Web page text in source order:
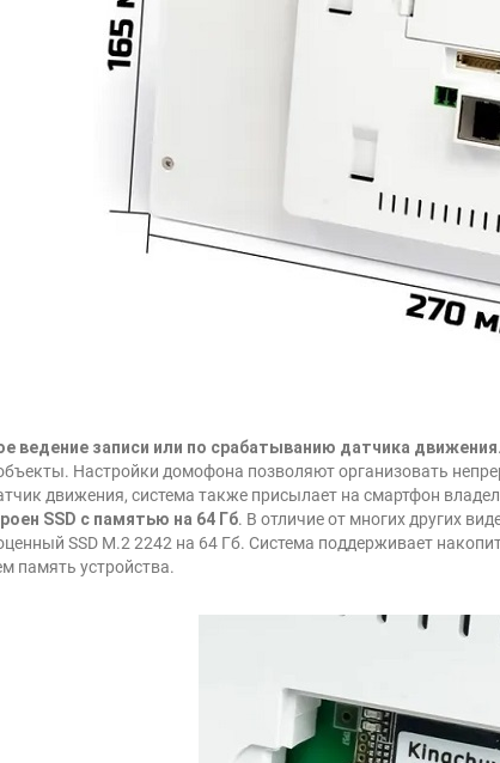
ведение записи или по срабатыванию датчика движения.
Настройки домофона позволяют организовать
движения, система также присылает на смартфон
SSD с памятью на 64 Гб. В отличие от многих других
SSD М.2 2242 на 64 Гб. Система поддерживает
память устройства.